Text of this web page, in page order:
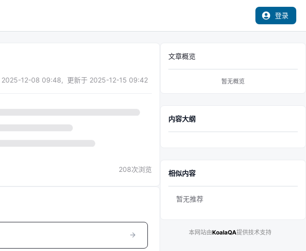
登录
2025-12-08 09:48, 更新于 2025-12-15 09:42
208次浏览
文章概览
暂无概览
内容大纲
相似内容
暂无推荐
本网站由KoalaQA提供技术支持